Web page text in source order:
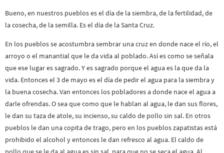
Bueno, en nuestros pueblos es el día de la siembra, de la fertilidad, de
la cosecha, de la semilla. Es el día de la Santa Cruz.
En los pueblos se acostumbra sembrar una cruz en donde nace el río, el
arroyo o el manantial que le da vida al poblado. Así es como se señala
que ese lugar es sagrado. Y es sagrado porque el agua es la que da la
vida. Entonces el 3 de mayo es el día de pedir el agua para la siembra y
la buena cosecha. Van entonces los pobladores a donde nace el agua a
darle ofrendas. O sea que como que le hablan al agua, le dan sus flores,
le dan su taza de atole, su incienso, su caldo de pollo sin sal. En otros
pueblos le dan una copita de trago, pero en los pueblos zapatistas está
prohibido el alcohol y entonces le dan refresco al agua. El caldo de